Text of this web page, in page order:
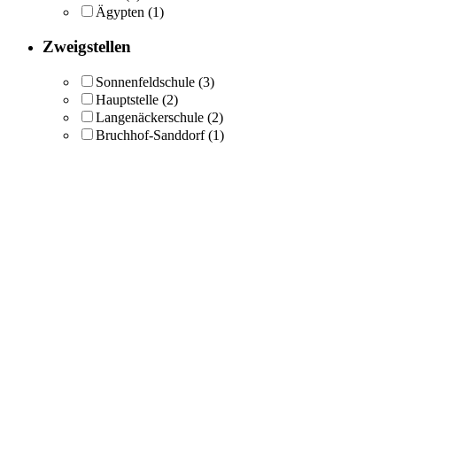
Ägypten (1)
Zweigstellen
Sonnenfeldschule (3)
Hauptstelle (2)
Langenäckerschule (2)
Bruchhof-Sanddorf (1)